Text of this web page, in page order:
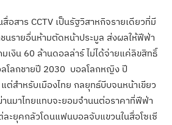
อสาร CCTV เป็นรัฐวิสาหกิจรายเดียวที่มี
นรายอื่นห้ามตัดหน้าประมูล ส่งผลให้ฟีฟ่า
เงิน 60 ล้านดอลล่าร์ ไม่ได้จ่ายแค่ลิขสิทธิ์
โลกชายปี 2030 บอลโลกหญิง ปี
สำหรับเมืองไทย กลยุทธ์บีบจนหน้าเขียว
นมาไทยแทบจะยอมจำนนต่อราคาที่ฟีฟ่า
ะยุคกลัวโดนแฟนบอลจับแขวนในสื่อโซเซี